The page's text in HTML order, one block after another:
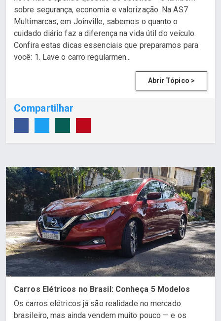
sobre segurança, economia e valorização. Na AS7
Multimarcas, em Joinville, sabemos o quanto o
cuidado diário faz a diferença na vida útil do veículo.
Confira estas dicas essenciais que preparamos para
você: 1. Lave o carro regularmen...
Abrir Tópico >
Compartilhar
Carros Elétricos no Brasil: Conheça 5 Modelos
Os carros elétricos já são realidade no mercado
brasileiro, mas ainda vendem muito pouco — e os